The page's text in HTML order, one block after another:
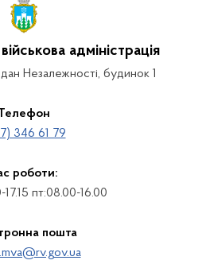
адміністрація
Незалежності, будинок 1
346 61 79
роботи:
пт:08.00-16.00
пошта